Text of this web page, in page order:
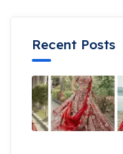
Recent Posts